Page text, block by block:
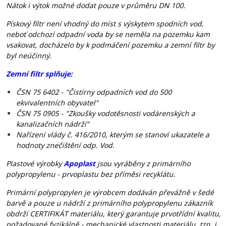
Nátok i výtok možné dodat pouze v průměru DN 100.
Pískový filtr není vhodný do míst s výskytem spodních vod,
neboť odchozí odpadní voda by se neměla na pozemku kam
vsakovat, docházelo by k podmáčení pozemku a zemní filtr by
byl neúčinný.
Zemní filtr splňuje:
ČSN 75 6402 - "Čistírny odpadních vod do 500
ekvivalentních obyvatel"
ČSN 75 0905 - "Zkoušky vodotěsnosti vodárenských a
kanalizačních nádrží"
Nařízení vlády č. 416/2010, kterým se stanoví ukazatele a
hodnoty znečištění odp. Vod.
Plastové výrobkyApoplast jsou vyráběny z primárního
polypropylenu - prvoplastu bez příměsi recyklátu.
Primární polypropylen je výrobcem dodáván převážně v šedé
barvě a pouze u nádrží z primárního polypropylenu zákazník
obdrží CERTIFIKÁT materiálu, který garantuje prvotřídní kvalitu,